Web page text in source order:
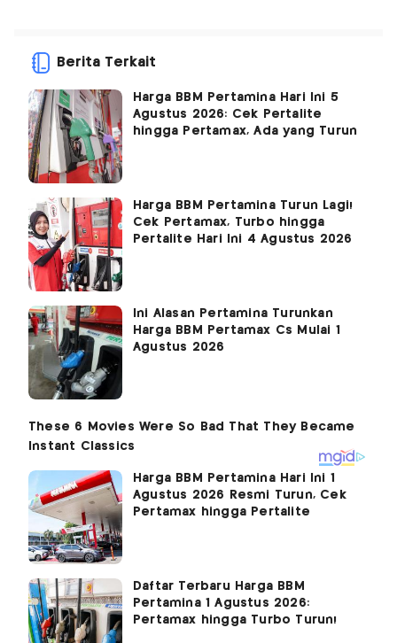
Berita Terkait
Harga BBM Pertamina Hari Ini 5
Agustus 2026: Cek Pertalite
hingga Pertamax, Ada yang Turun
Harga BBM Pertamina Turun Lagi!
Cek Pertamax, Turbo hingga
Pertalite Hari Ini 4 Agustus 2026
Ini Alasan Pertamina Turunkan
Harga BBM Pertamax Cs Mulai 1
Agustus 2026
Harga BBM Pertamina Hari Ini 1
Agustus 2026 Resmi Turun, Cek
Pertamax hingga Pertalite
Daftar Terbaru Harga BBM
Pertamina 1 Agustus 2026:
Pertamax hingga Turbo Turun!